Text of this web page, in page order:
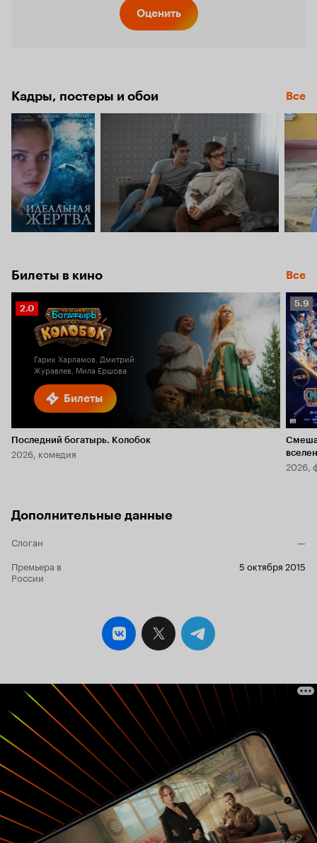
6.2
Оценить
Кадры, постеры и обои Все
Билеты в кино Все
Билеты
Рейтинг
Кинопоиска
2.0
Гарик Харламов, Дмитрий
Журавлев, Мила Ершова
Последний богатырь. Колобок
2026, комедия
5.9
5.9
2026,
Дополнительные данные
Слоган
—
Премьера в
России
5 октября 2015